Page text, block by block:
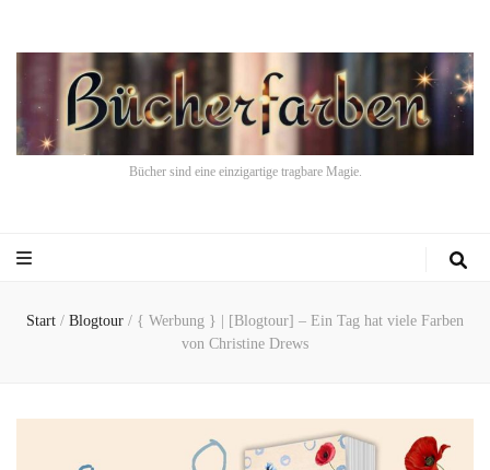
Bücher sind eine einzigartige tragbare Magie.
Start / Blogtour / { Werbung } | [Blogtour] – Ein Tag hat viele Farben
von Christine Drews